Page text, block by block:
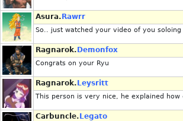
Asura. Rawrr
So.. just watched your video of you
Ragnarok. Demonfox
Congrats on your Ryu
Ragnarok. Leysritt
This person is very nice, he explained
Carbuncle. Legato